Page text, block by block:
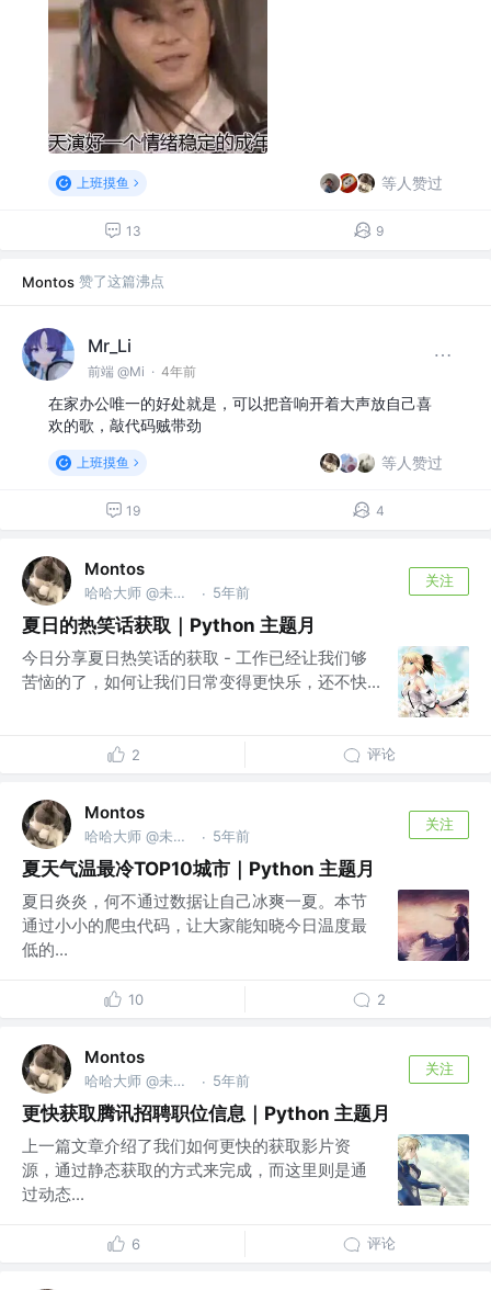
上班摸鱼 等人赞过
13 9
Montos 赞了这篇沸点
Mr_Li
前端 @Mi · 4年前
在家办公唯一的好处就是，可以把音响开着大声放自己喜
欢的歌，敲代码贼带劲
上班摸鱼 等人赞过
19 4
Montos
哈哈大师 @未来无极限 · 5年前
关注
夏日的热笑话获取｜Python 主题月
今日分享夏日热笑话的获取 - 工作已经让我们够
苦恼的了，如何让我们日常变得更快乐，还不快...
2 评论
Montos
哈哈大师 @未来无极限 · 5年前
关注
夏天气温最冷TOP10城市｜Python 主题月
夏日炎炎，何不通过数据让自己冰爽一夏。本节
通过小小的爬虫代码，让大家能知晓今日温度最
低的...
10 2
Montos
哈哈大师 @未来无极限 · 5年前
关注
更快获取腾讯招聘职位信息｜Python 主题月
上一篇文章介绍了我们如何更快的获取影片资
源，通过静态获取的方式来完成，而这里则是通
过动态...
6 评论